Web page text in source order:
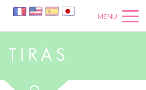
MENU
R A S